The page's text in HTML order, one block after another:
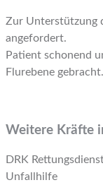
Zur Unterstützung
angefordert.
Patient schonend
Flurebene gebracht.
Weitere Kräfte
DRK
Unfallhilfe